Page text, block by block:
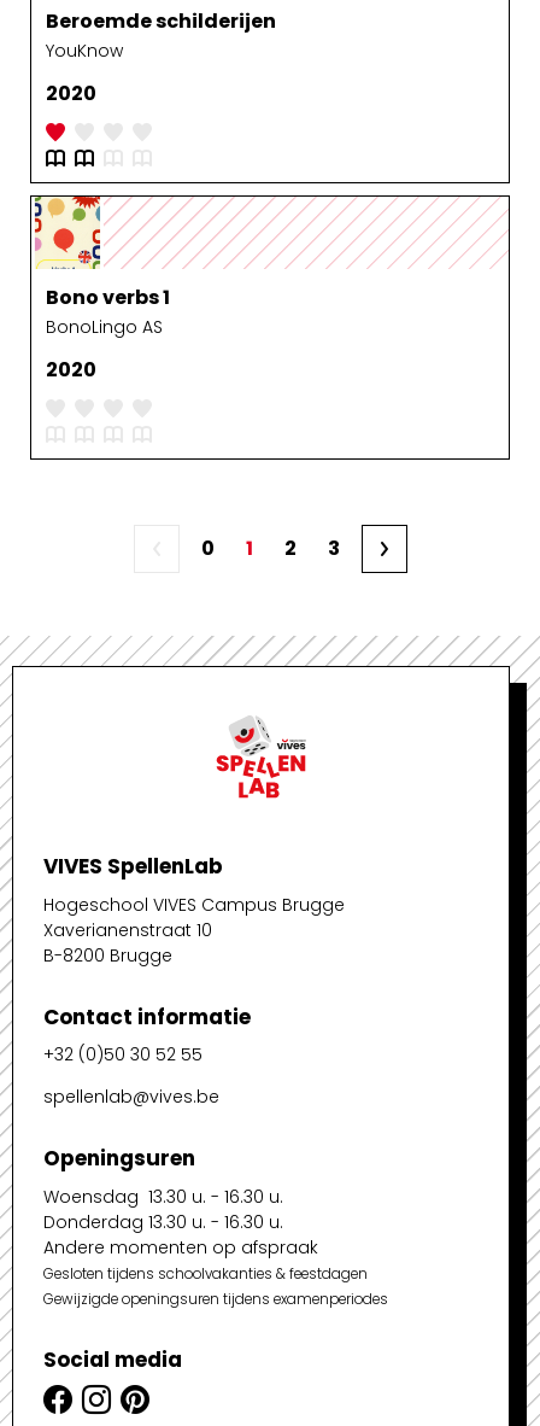
Beroemde schilderijen
YouKnow
2020
Bono verbs 1
BonoLingo AS
2020
0 1 2 3
VIVES SpellenLab
Hogeschool VIVES Campus Brugge
Xaverianenstraat 10
B-8200 Brugge
Contact informatie
+32 (0)50 30 52 55
spellenlab@vives.be
Openingsuren
Woensdag 13.30 u. - 16.30 u.
Donderdag 13.30 u. - 16.30 u.
Andere momenten op afspraak
Gesloten tijdens schoolvakanties & feestdagen
Gewijzigde openingsuren tijdens examenperiodes
Social media